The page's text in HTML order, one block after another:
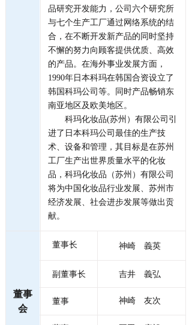
董事长
副董事长
品研究开发能力，公司六个研究所
与七个生产工厂通过网络系统的结
合，在不断开发新产品的同时坚持
不懈的努力向顾客提供优质、高效
的产品。在海外事业发展方面，
1990年日本科玛在韩国合资设立了
韩国科玛公司等。同时产品畅销东
南亚地区及欧美地区。
科玛化妆品(苏州）有限公司引
进了日本科玛公司最佳的生产技
术、设备和管理，其目标是在苏州
工厂生产出世界质量水平的化妆
品，科玛化妆品（苏州）有限公司
将为中国化妆品行业发展、苏州市
经济发展、社会进步发展等做出贡
献。
董事
会
神崎 義英
神崎 友次
吉井 義弘
董事